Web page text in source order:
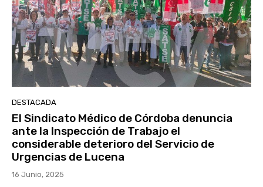
DESTACADA
El Sindicato Médico de Córdoba denuncia
ante la Inspección de Trabajo el
considerable deterioro del Servicio de
Urgencias de Lucena
16 Junio, 2025